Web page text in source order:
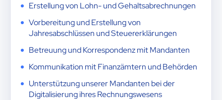
Erstellung von Lohn- und Gehaltsabrechnungen
Vorbereitung und Erstellung von
Jahresabschlüssen und Steuererklärungen
Betreuung und Korrespondenz mit Mandanten
Kommunikation mit Finanzämtern und Behörden
Unterstützung unserer Mandanten bei der
Digitalisierung ihres Rechnungswesens